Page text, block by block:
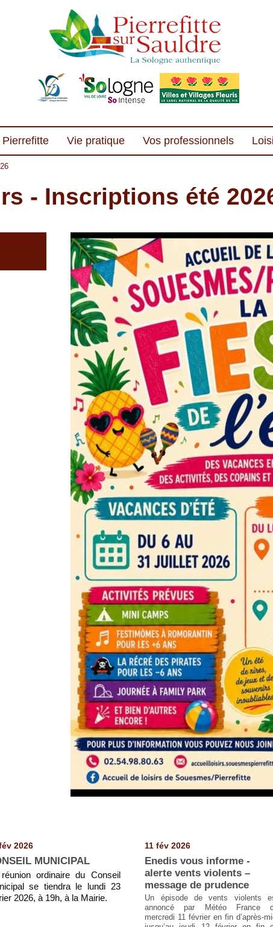
Vie pratique Vos professionnels
- Inscriptions été
2026
MUNICIPAL
ordinaire du Conseil
se tiendra le lundi 23
2026, à 19h, à la Mairie.
11 fév 2026
Enedis vous informe -
alerte vents violents –
message de prudence
Un épisode de vents violents
annoncé par Météo France
mercredi 11 février en fin d’après-